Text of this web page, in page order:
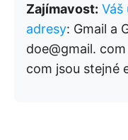
Zajímavost: Váš
adresy: Gmail a
doe@gmail.
com jsou stejné